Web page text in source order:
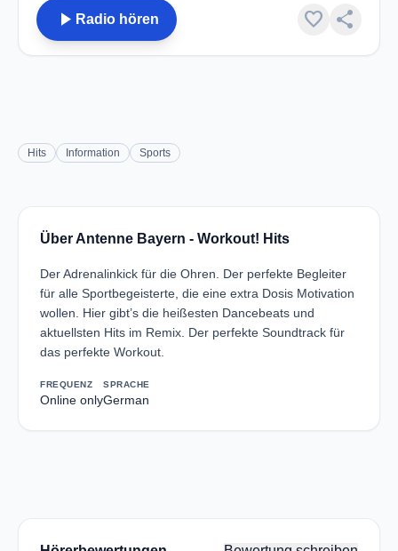
play_arrow Radio hören favorite share
Hits Information Sports
Über Antenne Bayern - Workout! Hits
Der Adrenalinkick für die Ohren. Der perfekte Begleiter
für alle Sportbegeisterte, die eine extra Dosis Motivation
wollen. Hier gibt’s die heißesten Dancebeats und
aktuellsten Hits im Remix. Der perfekte Soundtrack für
das perfekte Workout.
FREQUENZ
Online only
SPRACHE
German